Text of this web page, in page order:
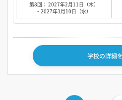
第8回： 2027年2月11日（木）
~ 2027年3月10日（水）
学校の詳細